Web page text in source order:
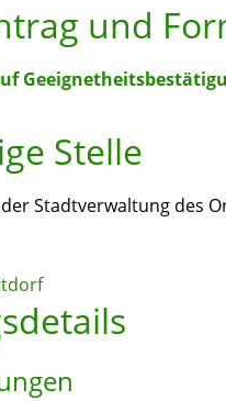
und
Stelle
Stadtverwaltung des